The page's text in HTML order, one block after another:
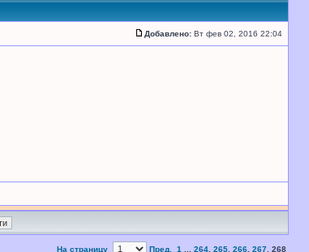
Добавлено: Вт фев 02, 2016 22:04
На страницу Пред. 1 264 265 266 267 268